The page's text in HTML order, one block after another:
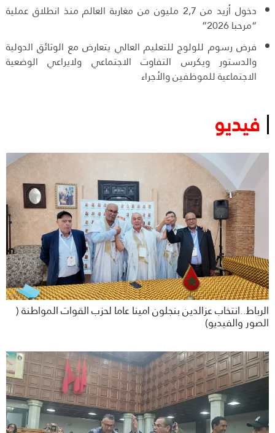
دخول أزيد من 2,7 مليون من مغاربة العالم منذ انطلاق عملية
“مرحبا 2026”
فرض رسوم للولوج للتعليم العالي يتعارض مع الوثائق الدولية
والدستور ويكرس التفاوت الاجتماعي ولايراعي الوضعية
الاجتماعية للموظفين والأجراء
فيديو
الرباط..انتخاب عزالدين بنجلون امينا عاما لحزب القوات المواطنة (
الصور والفيديو)